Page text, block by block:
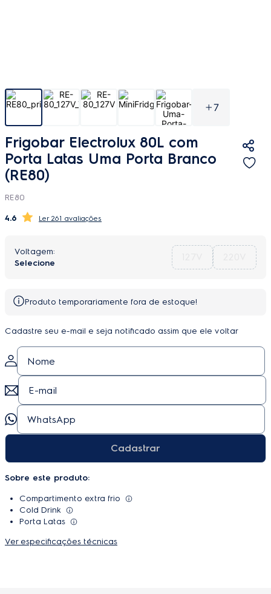
7
Frigobar Electrolux 80L com
Porta Latas Uma Porta Branco
(RE80)
RE80
4.6 261 avaliações
Produto temporariamente fora de estoque!
Cadastre seu e-mail e seja notificado assim que ele voltar
Cadastrar
Sobre este produto:
Compartimento extra frio
Cold Drink
Porta Latas
Ver especificações técnicas